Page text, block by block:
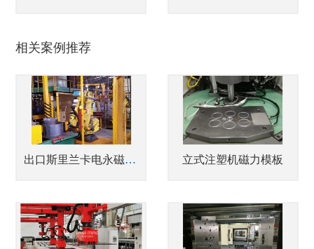
相关案例推荐
出口斯里兰卡电永磁铁配合机器人爪手搬运钢圈 立式注塑机磁力模板